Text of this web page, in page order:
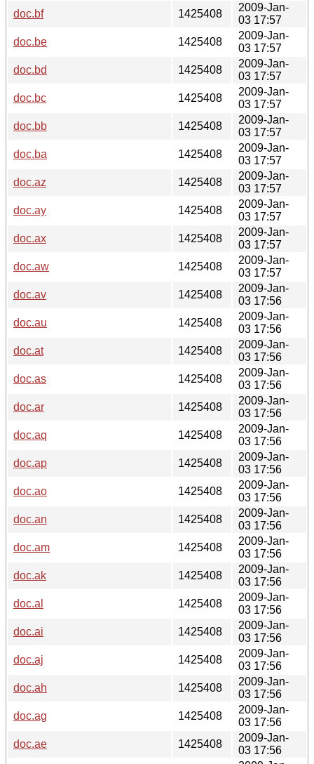
doc.bf
1425408
2009-Jan-
03 17:57
doc.be
1425408
2009-Jan-
03 17:57
doc.bd
1425408
2009-Jan-
03 17:57
doc.bc
1425408
2009-Jan-
03 17:57
doc.bb
1425408
2009-Jan-
03 17:57
doc.ba
1425408
2009-Jan-
03 17:57
doc.az
1425408
2009-Jan-
03 17:57
doc.ay
1425408
2009-Jan-
03 17:57
doc.ax
1425408
2009-Jan-
03 17:57
doc.aw
1425408
2009-Jan-
03 17:57
doc.av
1425408
2009-Jan-
03 17:56
doc.au
1425408
2009-Jan-
03 17:56
doc.at
1425408
2009-Jan-
03 17:56
doc.as
1425408
2009-Jan-
03 17:56
doc.ar
1425408
2009-Jan-
03 17:56
doc.aq
1425408
2009-Jan-
03 17:56
doc.ap
1425408
2009-Jan-
03 17:56
doc.ao
1425408
2009-Jan-
03 17:56
doc.an
1425408
2009-Jan-
03 17:56
doc.am
1425408
2009-Jan-
03 17:56
doc.ak
1425408
2009-Jan-
03 17:56
doc.al
1425408
2009-Jan-
03 17:56
doc.ai
1425408
2009-Jan-
03 17:56
doc.aj
1425408
2009-Jan-
03 17:56
doc.ah
1425408
2009-Jan-
03 17:56
doc.ag
1425408
2009-Jan-
03 17:56
doc.ae
1425408
2009-Jan-
03 17:56